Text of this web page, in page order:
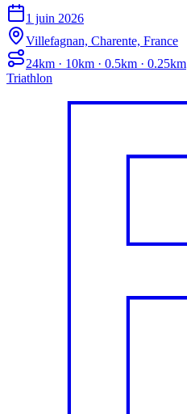
1 juin 2026
Villefagnan, Charente, France
24km · 10km · 0.5km · 0.25km
Triathlon